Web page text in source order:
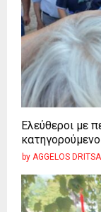
Ελεύθεροι με
by AGGELOS